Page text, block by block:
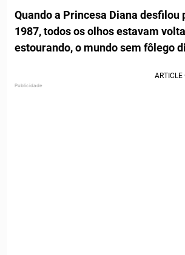
Quando a Princesa Diana
1987, todos os olhos estavam
estourando, o mundo sem fôlego